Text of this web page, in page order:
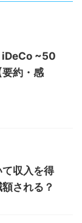
iDeCo ~50
約・感
収入を得
される？